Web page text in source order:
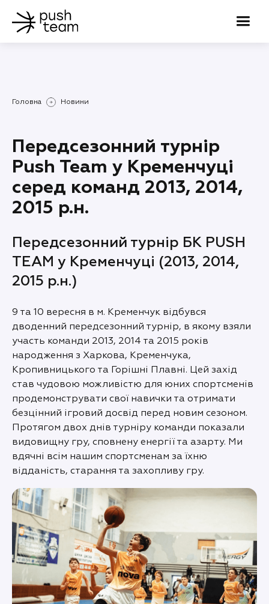
Головна Новини
Передсезонний турнір
Push Team у Кременчуці
серед команд 2013, 2014,
2015 р.н.
Передсезонний турнір БК PUSH
TEAM у Кременчуці (2013, 2014,
2015 р.н.)
9 та 10 вересня в м. Кременчук відбувся
дводенний передсезонний турнір, в якому взяли
участь команди 2013, 2014 та 2015 років
народження з Харкова, Кременчука,
Кропивницького та Горішні Плавні. Цей захід
став чудовою можливістю для юних спортсменів
продемонструвати свої навички та отримати
безцінний ігровий досвід перед новим сезоном.
Протягом двох днів турніру команди показали
видовищну гру, сповнену енергії та азарту. Ми
вдячні всім нашим спортсменам за їхню
відданість, старання та захопливу гру.